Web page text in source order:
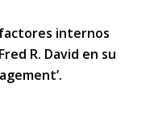
internos
R. David en su